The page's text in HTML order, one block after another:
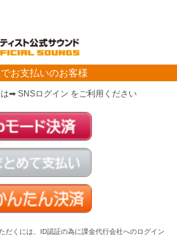
お支払いのお客様
➡ SNSログイン をご利用ください
くには、ID認証の為に課金代行会社へのログイン